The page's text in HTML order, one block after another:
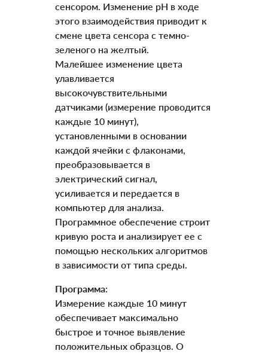
сенсором. Изменение рН в ходе
этого взаимодействия приводит к
смене цвета сенсора с темно-
зеленого на желтый.
Малейшее изменение цвета
улавливается
высокочувствительными
датчиками (измерение проводится
каждые 10 минут),
установленными в основании
каждой ячейки с флаконами,
преобразовывается в
электрический сигнал,
усиливается и передается в
компьютер для анализа.
Программное обеспечение строит
кривую роста и анализирует ее с
помощью нескольких алгоритмов
в зависимости от типа среды.
Программа:
Измерение каждые 10 минут
обеспечивает максимально
быстрое и точное выявление
положительных образцов. О